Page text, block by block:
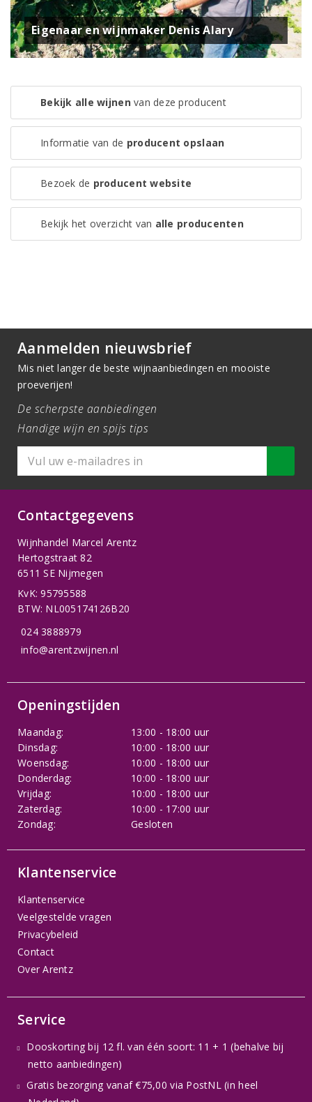
Eigenaar en wijnmaker Denis Alary
Bekijk alle wijnenvan deze producent
Informatie van de producent opslaan
Bezoek de producent website
Bekijk het overzicht van alle producenten
Aanmelden nieuwsbrief
Mis niet langer de beste wijnaanbiedingen en mooiste
proeverijen!
De scherpste aanbiedingen
Handige wijn en spijs tips
Contactgegevens
Wijnhandel Marcel Arentz
Hertogstraat 82
6511 SE Nijmegen
KvK: 95795588
BTW: NL005174126B20
024 3888979
info@arentzwijnen.nl
Openingstijden
Maandag:
13:00 - 18:00 uur
Dinsdag:
10:00 - 18:00 uur
Woensdag:
10:00 - 18:00 uur
Donderdag:
10:00 - 18:00 uur
Vrijdag:
10:00 - 18:00 uur
Zaterdag:
10:00 - 17:00 uur
Zondag:
Gesloten
Klantenservice
Klantenservice
Veelgestelde vragen
Privacybeleid
Contact
Over Arentz
Service
Dooskorting bij 12 fl. van één soort: 11 + 1 (behalve bij
netto aanbiedingen)
Gratis bezorging vanaf €75,00 via PostNL (in heel